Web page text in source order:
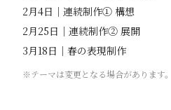
2月4日｜連続制作① 構想
2月25日｜連続制作② 展開
3月18日｜春の表現制作
※テーマは変更となる場合があります。